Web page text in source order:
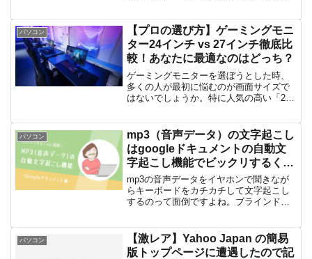
法があります。ノートンを延長する3つの
方法の中で、更新料金...
パソコン
【プロの選び方】ゲーミングモニ
ター24インチ vs 27インチ徹底比
較！あなたに最適なのはどっち？
ゲーミングモニターを選ぼうとした時、
多くの人が最初に悩むのが画面サイズで
はないでしょうか。特に人気の高い「24
ってしまうものです。「FPSで勝ちたい
けど、迫力も欲しい...
パソコン
mp3（音声データ）の文字起こし
はgoogleドキュメントの自動文
字起こし機能でビックリするくら
い簡単にできる！
mp3の音声データをイヤホンで聞きなが
らキーボードをカチカチして文字起こし
するのって面倒ですよね。ブラインドタ
良い方法ないかな～？」って考えて、ネ
ットで探してみたら、あ...
パソコン
【激レア】Yahoo Japan の簡易
版トップページに遭遇したので記